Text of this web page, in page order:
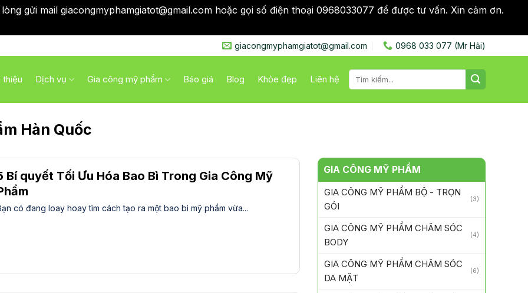
gửi mail giacongmyphamgiatot@gmail.com hoặc gọi số điện thoại 0968033077 để được tư vấn. Xin cảm ơn.
giacongmyphamgiatot@gmail.com 0968 033 077 (Mr Hải)
thiệu Dịch vụ Gia công mỹ phẩm Báo giá Blog Khỏe đẹp Liên hệ
Tìm
kiếm:
Hàn Quốc
Bí quyết Tối Ưu Hóa Bao Bì Trong Gia Công Mỹ
có đang loay hoay tìm cách tạo ra một bao bì mỹ phẩm vừa...
GIA CÔNG MỸ PHẨM
GIA CÔNG MỸ PHẨM BỘ - TRỌN
GÓI
(3)
GIA CÔNG MỸ PHẨM CHĂM SÓC
BODY
(4)
GIA CÔNG MỸ PHẨM CHĂM SÓC
DA MẶT
(6)